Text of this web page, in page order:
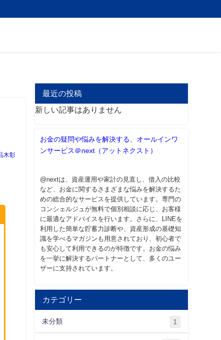
木彰
最近の投稿
新しい記事はありません
お金の疑問や悩みを解決する、オールインワ
ンサービス＠next（アットネクスト）
@nextは、資産運用や家計の見直し、借入の比較
など、お金に関するさまざまな悩みを解決するた
めの総合的なサービスを提供しています。専門の
コンシェルジュが無料で個別相談に応じ、お客様
に最適なアドバイスを行います。さらに、LINEを
利用した簡単な貯蓄力診断や、資産形成の基礎知
識を学べるマガジンも用意されており、初心者で
も安心して利用できるのが特徴です。お金の悩み
を一挙に解決するパートナーとして、多くのユー
ザーに支持されています。
カテゴリー
未分類 1